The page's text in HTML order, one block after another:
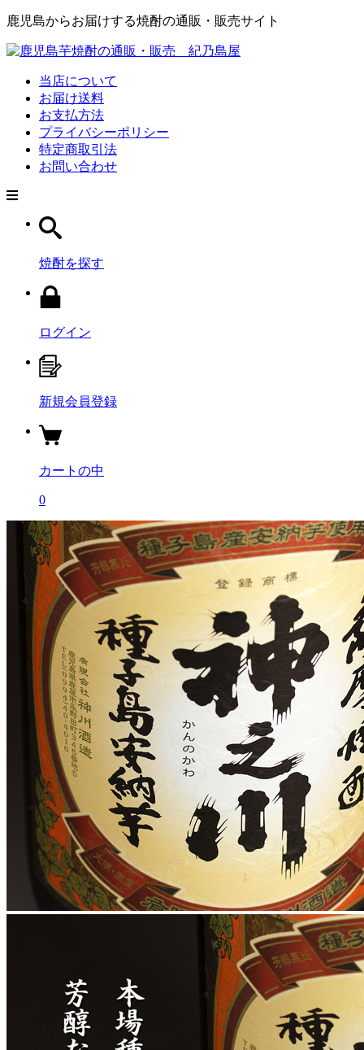
鹿児島からお届けする焼酎の通販・販売サイト
当店について
お届け送料
お支払方法
プライバシーポリシー
特定商取引法
お問い合わせ
焼酎を探す
ログイン
新規会員登録
カートの中
0